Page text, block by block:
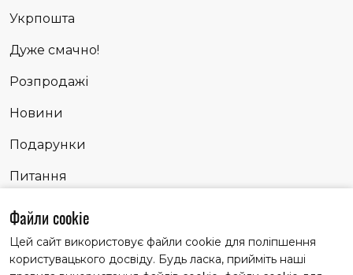
Укрпошта
Дуже смачно!
Розпродажі
Новини
Подарунки
Питання
Сповідь
Матеріали із заголовком "Партнерські історії" публікуємо
Файли cookie
Цей сайт використовує файли cookie для поліпшення
користувацького досвіду. Будь ласка, прийміть наші